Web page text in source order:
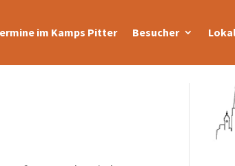
im Kamps Pitter Besucher